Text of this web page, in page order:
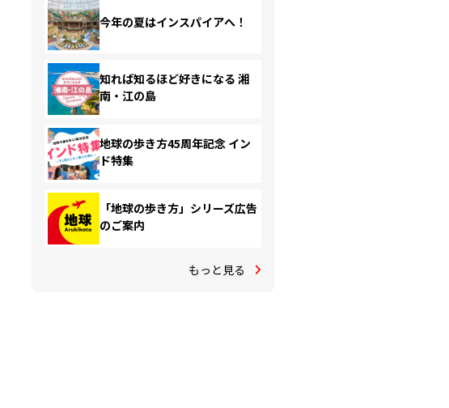
今年の夏はインスパイアへ！
知れば知るほど好きになる 湘
南・江の島
地球の歩き方45周年記念 イン
ド特集
「地球の歩き方」シリーズ広告
のご案内
もっと見る